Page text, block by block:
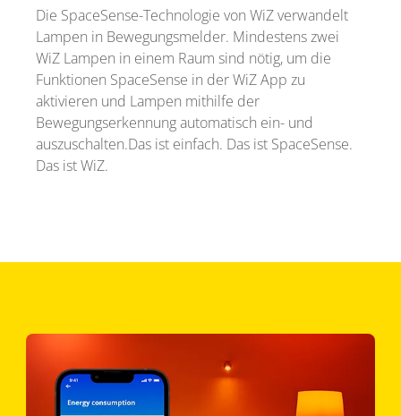
Die SpaceSense-Technologie von WiZ verwandelt
Lampen in Bewegungsmelder. Mindestens zwei
WiZ Lampen in einem Raum sind nötig, um die
Funktionen SpaceSense in der WiZ App zu
aktivieren und Lampen mithilfe der
Bewegungserkennung automatisch ein- und
auszuschalten.Das ist einfach. Das ist SpaceSense.
Das ist WiZ.